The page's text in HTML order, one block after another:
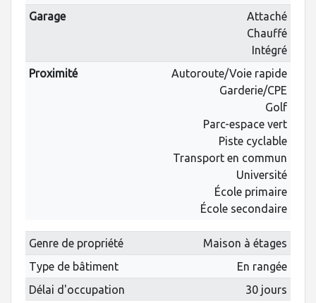
Garage
Attaché
Chauffé
Intégré
Proximité
Autoroute/Voie rapide
Garderie/CPE
Golf
Parc-espace vert
Piste cyclable
Transport en commun
Université
École primaire
École secondaire
Genre de propriété
Maison à étages
Type de bâtiment
En rangée
Délai d'occupation
30 jours